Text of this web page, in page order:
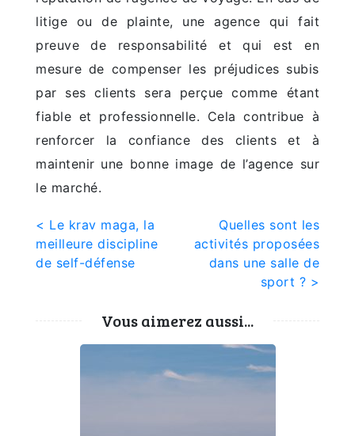
litige ou de plainte, une agence qui fait
preuve de responsabilité et qui est en
mesure de compenser les préjudices subis
par ses clients sera perçue comme étant
fiable et professionnelle. Cela contribue à
renforcer la confiance des clients et à
maintenir une bonne image de l’agence sur
le marché.
Navigation
< Le krav maga, la
meilleure discipline
de self-défense
Quelles sont les
activités proposées
dans une salle de
sport ? >
Vous aimerez aussi...